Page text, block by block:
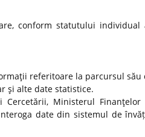
conform statutului
referitoare la parcursul său
şi alte date statistice.
Ministerul Finanţelor
interoga date din sistemul de